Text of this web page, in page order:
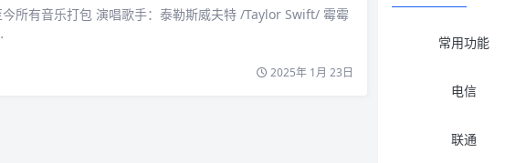
所有音乐打包 演唱歌手：泰勒斯威夫特 /Taylor Swift/ 霉霉
2025年 1月 23日
常用功能
电信
联通